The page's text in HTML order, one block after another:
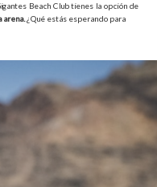
Beach Club tienes la opción de
arena. ¿Qué estás esperando para